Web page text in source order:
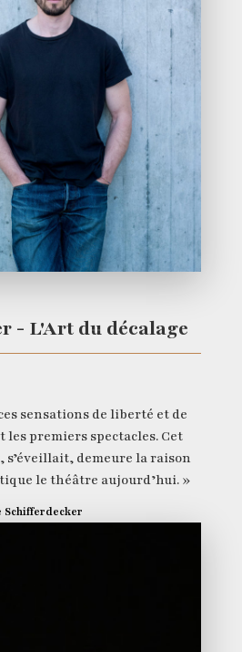
- L'Art du décalage
sensations de liberté et de
premiers spectacles. Cet
s’éveillait, demeure la raison
le théâtre aujourd’hui. »
Schifferdecker